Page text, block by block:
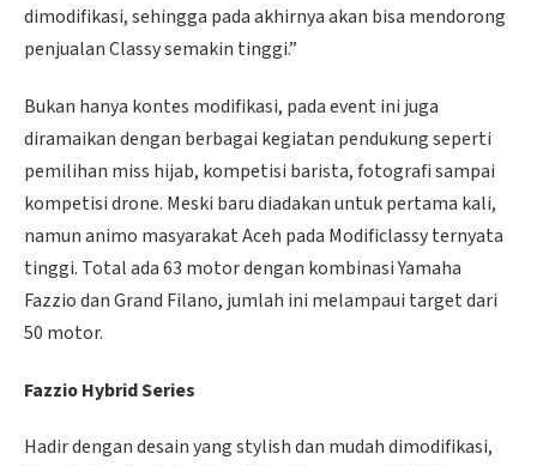
dimodifikasi, sehingga pada akhirnya akan bisa mendorong
penjualan Classy semakin tinggi.”
Bukan hanya kontes modifikasi, pada event ini juga
diramaikan dengan berbagai kegiatan pendukung seperti
pemilihan miss hijab, kompetisi barista, fotografi sampai
kompetisi drone. Meski baru diadakan untuk pertama kali,
namun animo masyarakat Aceh pada Modificlassy ternyata
tinggi. Total ada 63 motor dengan kombinasi Yamaha
Fazzio dan Grand Filano, jumlah ini melampaui target dari
50 motor.
Fazzio Hybrid Series
Hadir dengan desain yang stylish dan mudah dimodifikasi,